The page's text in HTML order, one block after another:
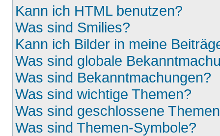
Kann ich HTML benutzen?
Was sind Smilies?
Kann ich Bilder in meine
Was sind globale
Was sind Bekanntmachungen?
Was sind wichtige Themen?
Was sind geschlossene
Was sind Themen-Symbole?